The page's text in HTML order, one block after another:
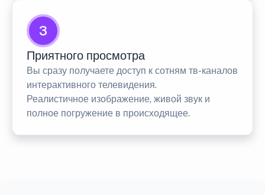
3
Приятного просмотра
Вы сразу получаете доступ к сотням тв-каналов
интерактивного телевидения.
Реалистичное изображение, живой звук и
полное погружение в происходящее.